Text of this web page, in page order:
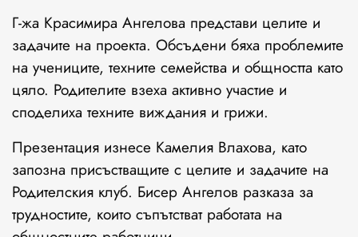
Г-жа Красимира Ангелова представи целите и
задачите на проекта. Обсъдени бяха проблемите
на учениците, техните семейства и общността като
цяло. Родителите взеха активно участие и
споделиха техните виждания и грижи.
Презентация изнесе Камелия Влахова, като
запозна присъстващите с целите и задачите на
Родителския клуб. Бисер Ангелов разказа за
трудностите, които съпътстват работата на